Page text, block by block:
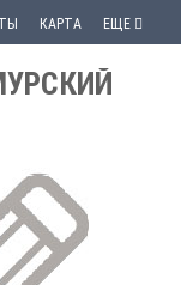
КАРТА ЕЩЕ